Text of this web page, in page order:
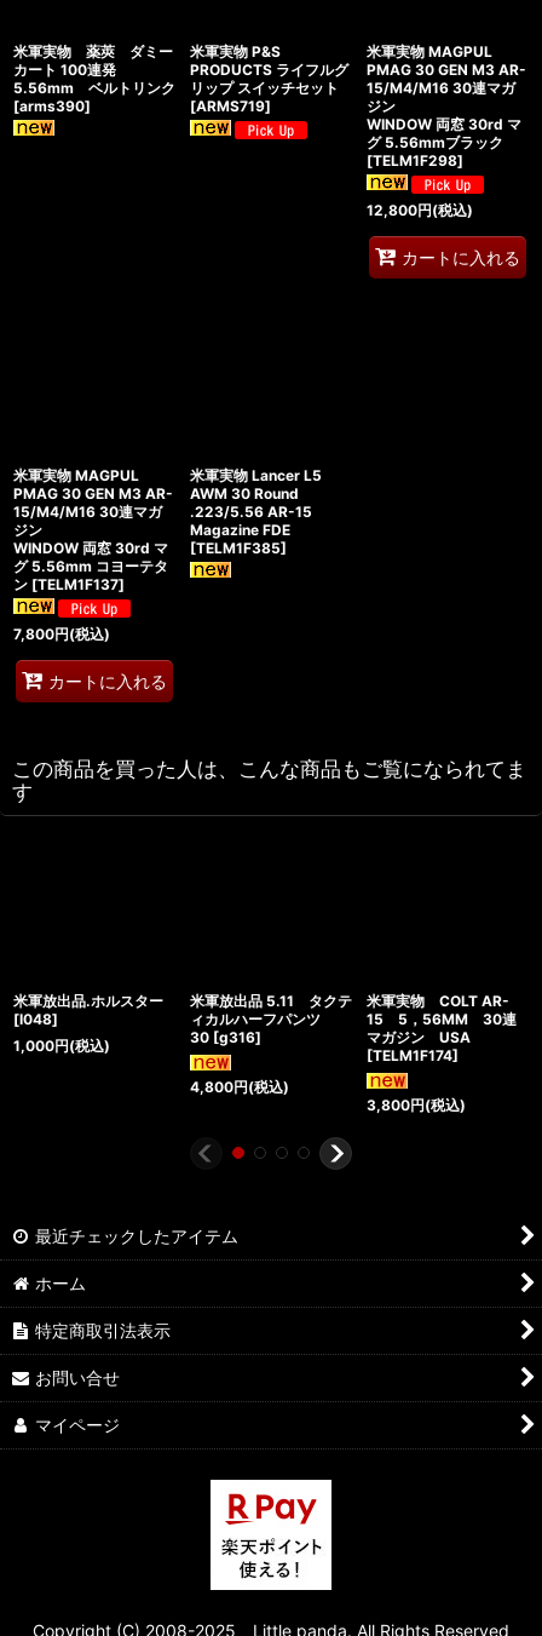
米軍実物 薬莢 ダミー
カート 100連発
5.56mm ベルトリンク
[arms390]
米軍実物 P&S
PRODUCTS ライフルグ
リップ スイッチセット
[ARMS719]
米軍実物 MAGPUL
PMAG 30 GEN M3 AR-
15/M4/M16 30連マガ
ジン
WINDOW 両窓 30rd マ
グ 5.56mmブラック
[TELM1F298]
12,800円(税込)
カートに入れる
米軍実物 MAGPUL
PMAG 30 GEN M3 AR-
15/M4/M16 30連マガ
ジン
WINDOW 両窓 30rd マ
グ 5.56mm コヨーテタ
ン [TELM1F137]
7,800円(税込)
カートに入れる
米軍実物 Lancer L5
AWM 30 Round
.223/5.56 AR-15
Magazine FDE
[TELM1F385]
この商品を買った人は、こんな商品もご覧になられてま
す
米軍放出品.ホルスター
[I048]
1,000円(税込)
米軍放出品 5.11 タクテ
ィカルハーフパンツ
30 [g316]
4,800円(税込)
米軍実物 COLT AR-
15 5，56MM 30連
マガジン USA
[TELM1F174]
3,800円(税込)
最近チェックしたアイテム
ホーム
特定商取引法表示
お問い合せ
マイページ
Copyright (C) 2008-2025 Little panda. All Rights Reserved